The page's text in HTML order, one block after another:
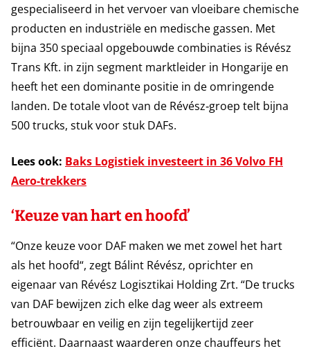
gespecialiseerd in het vervoer van vloeibare chemische
producten en industriële en medische gassen. Met
bijna 350 speciaal opgebouwde combinaties is Révész
Trans Kft. in zijn segment marktleider in Hongarije en
heeft het een dominante positie in de omringende
landen. De totale vloot van de Révész‑groep telt bijna
500 trucks, stuk voor stuk DAFs.
Lees ook: Baks Logistiek investeert in 36 Volvo FH
Aero-trekkers
‘Keuze van hart en hoofd’
“Onze keuze voor DAF maken we met zowel het hart
als het hoofd“, zegt Bálint Révész, oprichter en
eigenaar van Révész Logisztikai Holding Zrt. “De trucks
van DAF bewijzen zich elke dag weer als extreem
betrouwbaar en veilig en zijn tegelijkertijd zeer
efficiënt. Daarnaast waarderen onze chauffeurs het